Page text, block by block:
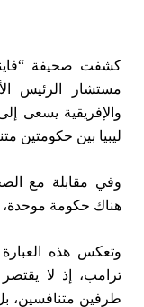
كشفت صحيفة
‌مستشار الرئيس
⁠والإفريقية يسعى
ليبيا بين حكومتين
وفي مقابلة ⁠مع
‌هناك حكومة
وتعكس هذه
ترامب، إذ لا
طرفين متنافسين،